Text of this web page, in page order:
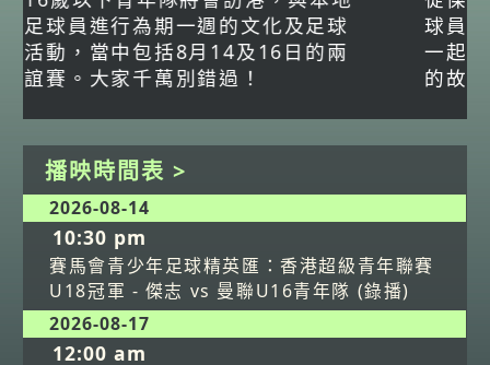
球員顏卓彬一步步將興趣轉化為職業。
一起了解他毅然跳出舒適圈赴內地發展
的故事！
播映時間表 >
2026-08-14
10:30 pm
賽馬會青少年足球精英匯：香港超級青年聯賽
U18冠軍 - 傑志 vs 曼聯U16青年隊 (錄播)
2026-08-17
12:00 am